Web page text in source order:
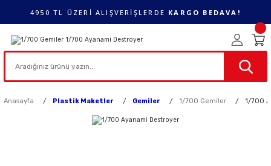
4950 TL ÜZERİ ALIŞVERİŞLERDE KARGO BEDAVA!
Anasayfa Plastik Maketler Gemiler 1/700 Gemiler 1/700